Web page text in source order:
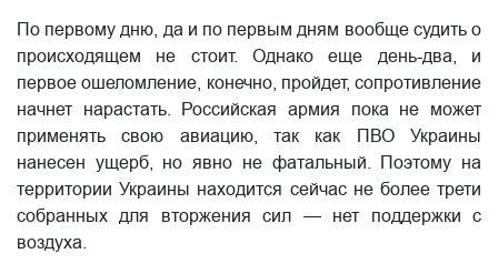
По первому дню, да и по первым дням вообще судить о
происходящем не стоит. Однако еще день-два, и
первое ошеломление, конечно, пройдет, сопротивление
начнет нарастать. Российская армия пока не может
применять свою авиацию, так как ПВО Украины
нанесен ущерб, но явно не фатальный. Поэтому на
территории Украины находится сейчас не более трети
собранных для вторжения сил — нет поддержки с
воздуха.